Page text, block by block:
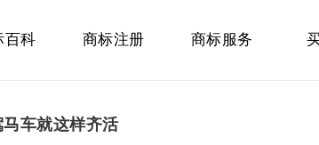
百科 商标注册 商标服务
车就这样齐活